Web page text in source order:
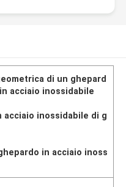
di un ghepard
acciaio inossidabile
acciaio inossidabile di g
in acciaio inoss